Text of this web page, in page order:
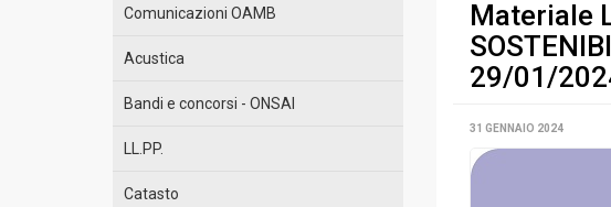
Comunicazioni OAMB
Acustica
Bandi e concorsi - ONSAI
LL.PP.
Catasto
Materiale
29/01/
31 GENNAIO 2024